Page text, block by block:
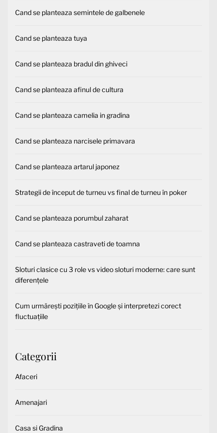
Cand se planteaza semintele de galbenele
Cand se planteaza tuya
Cand se planteaza bradul din ghiveci
Cand se planteaza afinul de cultura
Cand se planteaza camelia in gradina
Cand se planteaza narcisele primavara
Cand se planteaza artarul japonez
Strategii de început de turneu vs final de turneu în poker
Cand se planteaza porumbul zaharat
Cand se planteaza castraveti de toamna
Sloturi clasice cu 3 role vs video sloturi moderne: care sunt
diferențele
Cum urmărești pozițiile în Google și interpretezi corect
fluctuațiile
Categorii
Afaceri
Amenajari
Casa si Gradina